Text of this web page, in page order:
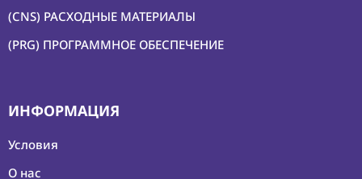
(CNS) РАСХОДНЫЕ МАТЕРИАЛЫ
(PRG) ПРОГРАММНОЕ ОБЕСПЕЧЕНИЕ
ИНФОРМАЦИЯ
Условия
О нас